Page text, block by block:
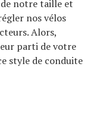
notre taille et
nos vélos
Alors,
parti de votre
style de conduite